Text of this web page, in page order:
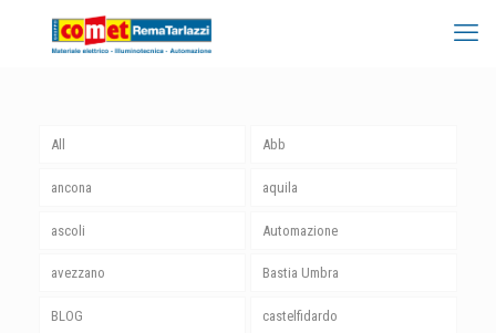
All Abb
ancona aquila
ascoli Automazione
avezzano Bastia Umbra
BLOG castelfidardo